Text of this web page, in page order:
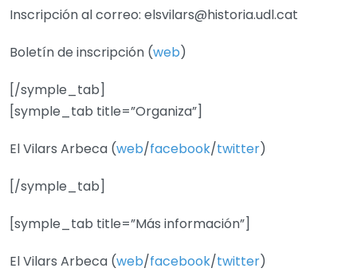
Inscripción al correo: elsvilars@historia.udl.cat
Boletín de inscripción (web)
[/symple_tab]
[symple_tab title=”Organiza”]
El Vilars Arbeca (web/facebook/twitter)
[/symple_tab]
[symple_tab title=”Más información”]
El Vilars Arbeca (web/facebook/twitter)